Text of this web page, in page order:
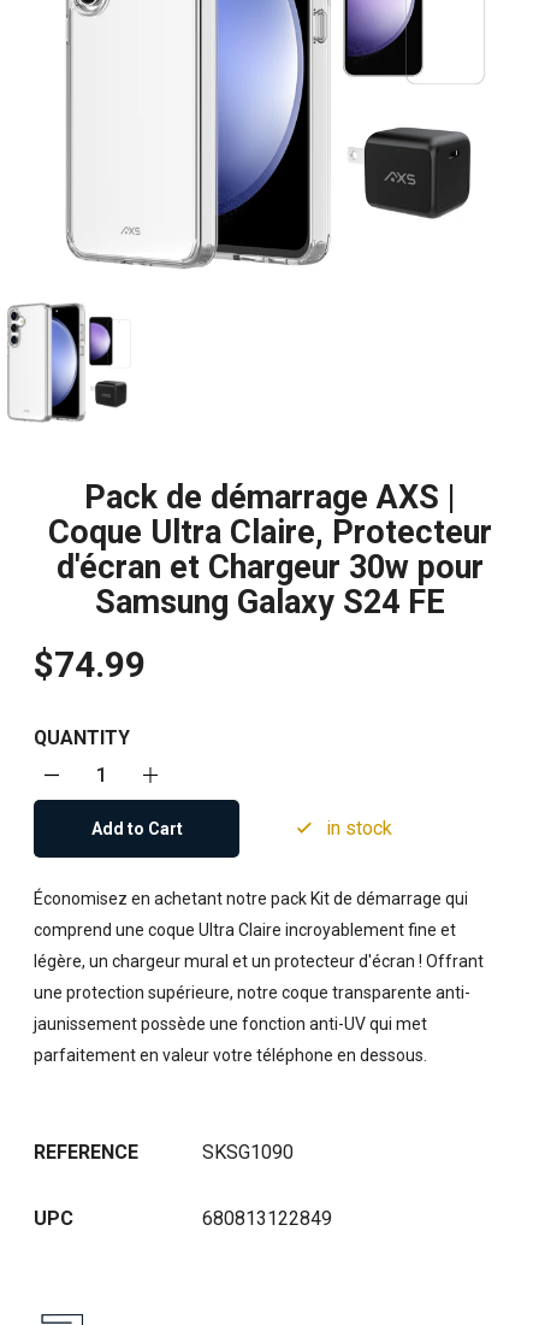
Pack de démarrage AXS |
Coque Ultra Claire, Protecteur
d'écran et Chargeur 30w pour
Samsung Galaxy S24 FE
$74.99
QUANTITY
Add to Cart in stock
Économisez en achetant notre pack Kit de démarrage qui
comprend une coque Ultra Claire incroyablement fine et
légère, un chargeur mural et un protecteur d'écran ! Offrant
une protection supérieure, notre coque transparente anti-
jaunissement possède une fonction anti-UV qui met
parfaitement en valeur votre téléphone en dessous.
REFERENCE SKSG1090
UPC 680813122849